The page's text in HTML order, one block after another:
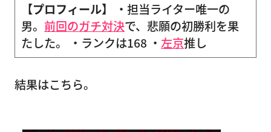
【プロフィール】
・担当ライター唯一の
男。 前回のガチ対決で、悲願の初勝利を果
たした。 ・ランクは168 ・ 左京推し
結果はこちら。